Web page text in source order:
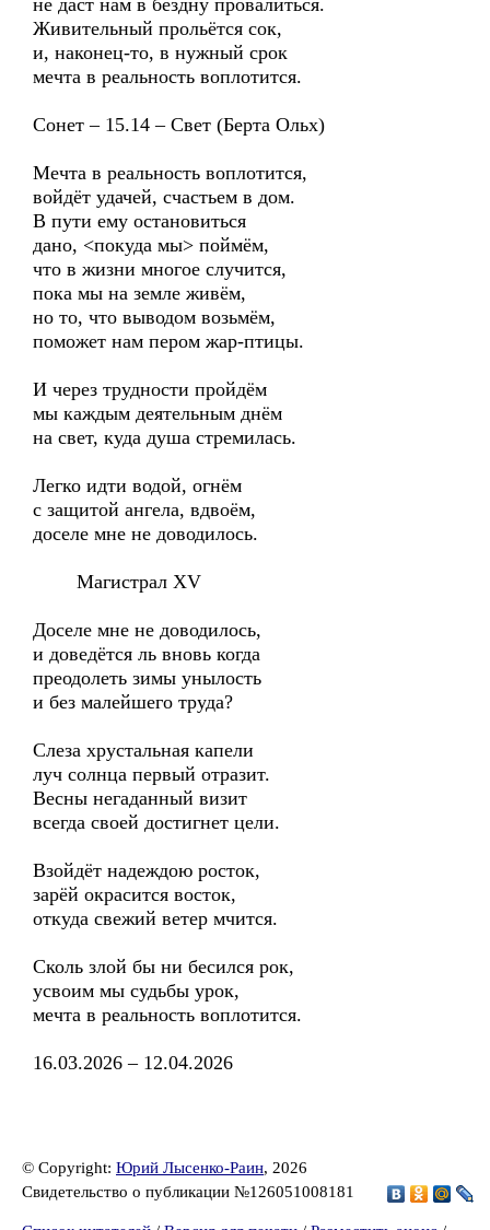
не даст нам в бездну провалиться.
Живительный прольётся сок,
и, наконец-то, в нужный срок
мечта в реальность воплотится.
Сонет – 15.14 – Свет (Берта Ольх)
Мечта в реальность воплотится,
войдёт удачей, счастьем в дом.
В пути ему остановиться
дано, <покуда мы> поймём,
что в жизни многое случится,
пока мы на земле живём,
но то, что выводом возьмём,
поможет нам пером жар-птицы.
И через трудности пройдём
мы каждым деятельным днём
на свет, куда душа стремилась.
Легко идти водой, огнём
с защитой ангела, вдвоём,
доселе мне не доводилось.
Магистрал XV
Доселе мне не доводилось,
и доведётся ль вновь когда
преодолеть зимы унылость
и без малейшего труда?
Слеза хрустальная капели
луч солнца первый отразит.
Весны негаданный визит
всегда своей достигнет цели.
Взойдёт надеждою росток,
зарёй окрасится восток,
откуда свежий ветер мчится.
Сколь злой бы ни бесился рок,
усвоим мы судьбы урок,
мечта в реальность воплотится.
16.03.2026 – 12.04.2026
© Copyright: Юрий Лысенко-Раин, 2026
Свидетельство о публикации №126051008181